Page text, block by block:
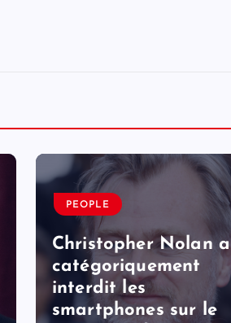
PEOPLE
Christopher Nolan a
catégoriquement
interdit les
smartphones sur le